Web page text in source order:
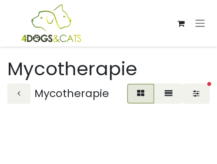
Overslaan naar inhoud
Mycotherapie
Mycotherapie